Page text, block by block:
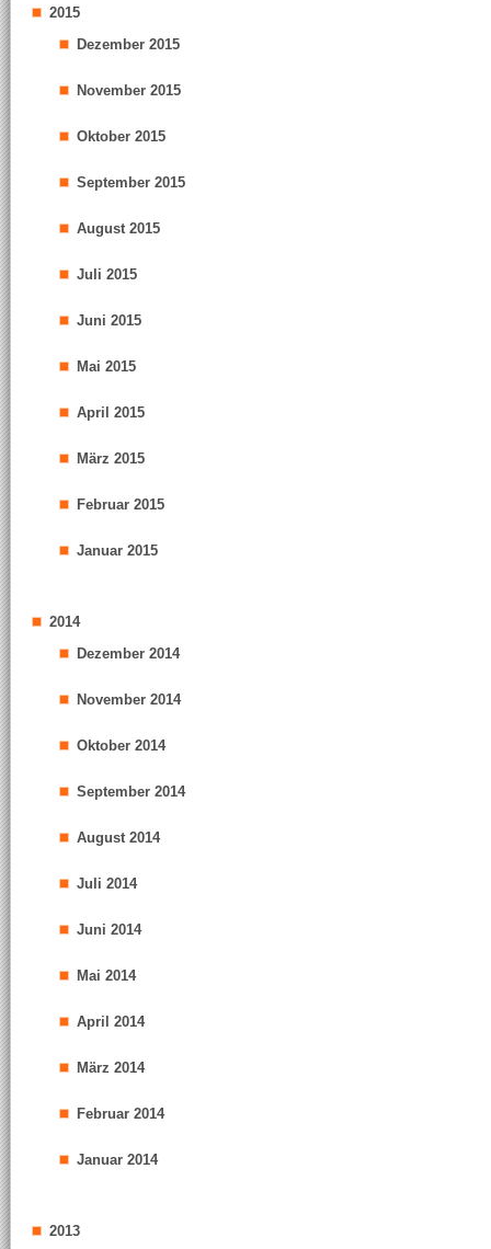
2015
Dezember 2015
November 2015
Oktober 2015
September 2015
August 2015
Juli 2015
Juni 2015
Mai 2015
April 2015
März 2015
Februar 2015
Januar 2015
2014
Dezember 2014
November 2014
Oktober 2014
September 2014
August 2014
Juli 2014
Juni 2014
Mai 2014
April 2014
März 2014
Februar 2014
Januar 2014
2013